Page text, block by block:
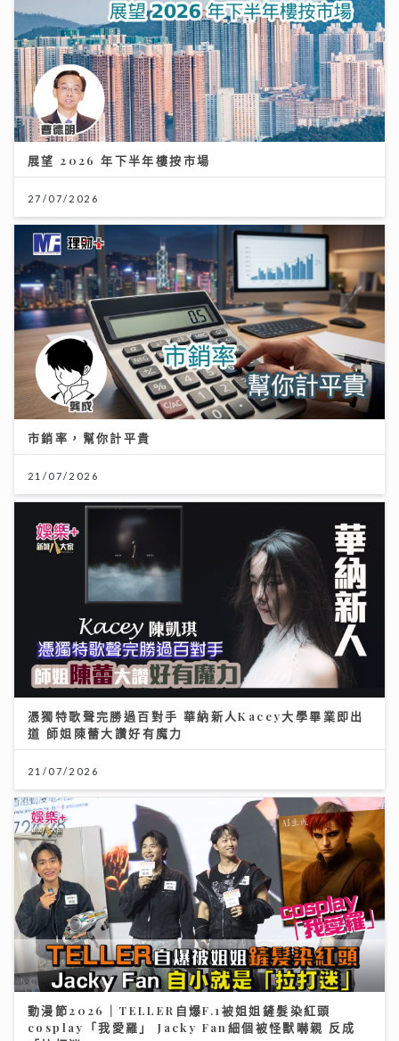
展望 2026 年下半年樓按市場
27/07/2026
市銷率，幫你計平貴
21/07/2026
憑獨特歌聲完勝過百對手 華納新人Kacey大學畢業即出
道 師姐陳蕾大讚好有魔力
21/07/2026
動漫節2026｜TELLER自爆F.1被姐姐鏟髮染紅頭
cosplay「我愛羅」 Jacky Fan細個被怪獸嚇親 反成